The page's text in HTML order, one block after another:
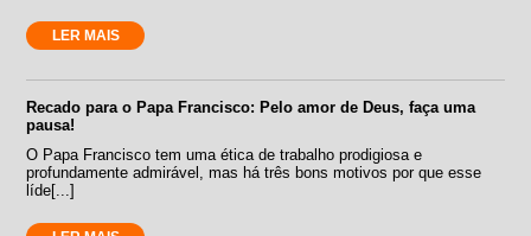
LER MAIS
Recado para o Papa Francisco: Pelo amor de Deus, faça uma
pausa!
O Papa Francisco tem uma ética de trabalho prodigiosa e
profundamente admirável, mas há três bons motivos por que esse
líde[...]